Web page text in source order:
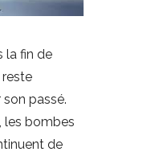
la fin de
passé.
les bombes
de